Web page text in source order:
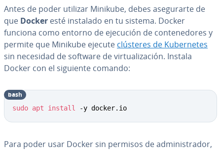
Antes de poder utilizar Minikube, debes ase­gu­rar­te de
que Docker esté instalado en tu sistema. Docker
funciona como entorno de ejecución de co­n­te­ne­do­res y
permite que Minikube ejecute clústeres de Ku­be­r­ne­tes
sin necesidad de software de vi­r­tua­li­za­ción. Instala
Docker con el siguiente comando:
sudo apt install -y docker.io
bash
Para poder usar Docker sin permisos de ad­mi­ni­s­tra­dor,